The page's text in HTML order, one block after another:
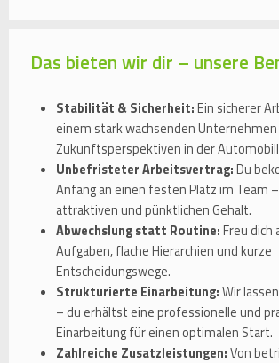
Das bieten wir dir – unsere
Stabilität & Sicherheit:Ein sicherer
einem stark wachsenden
Zukunftsperspektiven in der
Unbefristeter Arbeitsvertrag:Du
Anfang an einen festen Platz im Team
attraktiven und pünktlichen Gehalt.
Abwechslung statt Routine:Freu dich
Aufgaben, flache Hierarchien und kurze
Entscheidungswege.
Strukturierte Einarbeitung:Wir
– du erhältst eine professionelle und
Einarbeitung für einen optimalen Start.
Zahlreiche Zusatzleistungen:Von